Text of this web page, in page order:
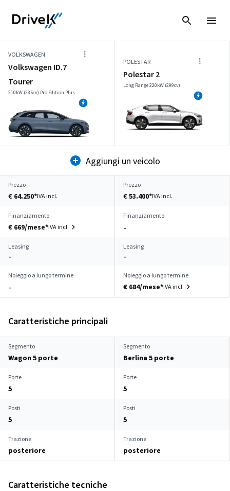
VOLKSWAGEN
Volkswagen ID.7
Tourer
210kW (285cv) Pro Edition Plus
POLESTAR
Polestar 2
Long Range 220kW (299cv)
Aggiungi un veicolo
Prezzo
€ 64.250*IVA incl.
Prezzo
€ 53.400*IVA incl.
Finanziamento
€ 669/mese*IVA incl.
Finanziamento
–
Leasing
–
Leasing
–
Noleggio a lungo termine
–
Noleggio a lungo termine
€ 684/mese*IVA incl.
Caratteristiche principali
Segmento
Wagon 5 porte
Segmento
Berlina 5 porte
Porte
5
Porte
5
Posti
5
Posti
5
Trazione
posteriore
Trazione
posteriore
Caratteristiche tecniche